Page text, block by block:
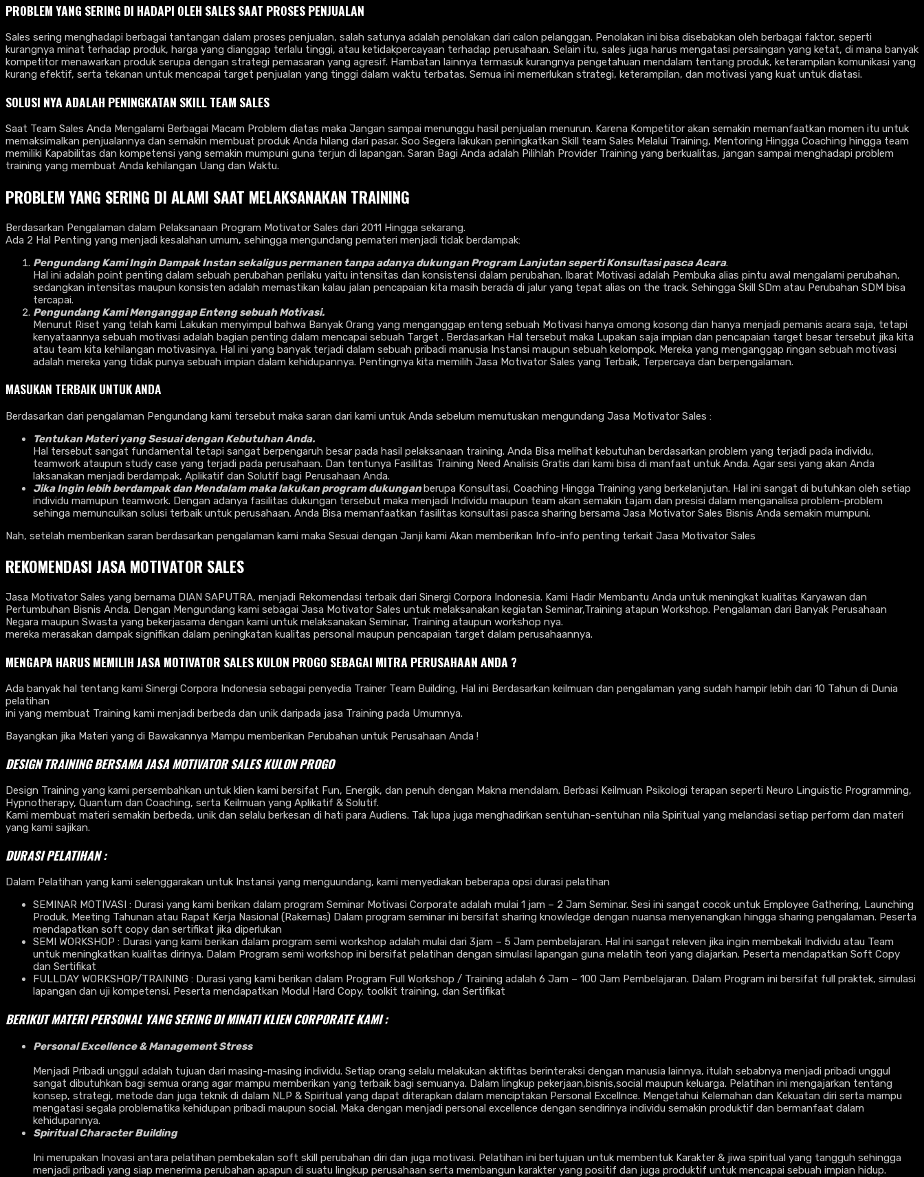
PROBLEM YANG SERING DI HADAPI OLEH SALES SAAT PROSES PENJUALAN
Sales sering menghadapi berbagai tantangan dalam proses penjualan, salah satunya adalah penolakan dari calon pelanggan. Penolakan ini bisa disebabkan oleh berbagai faktor, seperti
kurangnya minat terhadap produk, harga yang dianggap terlalu tinggi, atau ketidakpercayaan terhadap perusahaan. Selain itu, sales juga harus mengatasi persaingan yang ketat, di mana banyak
kompetitor menawarkan produk serupa dengan strategi pemasaran yang agresif. Hambatan lainnya termasuk kurangnya pengetahuan mendalam tentang produk, keterampilan komunikasi yang
kurang efektif, serta tekanan untuk mencapai target penjualan yang tinggi dalam waktu terbatas. Semua ini memerlukan strategi, keterampilan, dan motivasi yang kuat untuk diatasi.
SOLUSI NYA ADALAH PENINGKATAN SKILL TEAM SALES
Saat Team Sales Anda Mengalami Berbagai Macam Problem diatas maka Jangan sampai menunggu hasil penjualan menurun. Karena Kompetitor akan semakin memanfaatkan momen itu untuk
memaksimalkan penjualannya dan semakin membuat produk Anda hilang dari pasar. Soo Segera lakukan peningkatkan Skill team Sales Melalui Training, Mentoring Hingga Coaching hingga team
memiliki Kapabilitas dan kompetensi yang semakin mumpuni guna terjun di lapangan. Saran Bagi Anda adalah Pilihlah Provider Training yang berkualitas, jangan sampai menghadapi problem
training yang membuat Anda kehilangan Uang dan Waktu.
PROBLEM YANG SERING DI ALAMI SAAT MELAKSANAKAN TRAINING
Berdasarkan Pengalaman dalam Pelaksanaan Program Motivator Sales dari 2011 Hingga sekarang.
Ada 2 Hal Penting yang menjadi kesalahan umum, sehingga mengundang pemateri menjadi tidak berdampak:
Pengundang Kami Ingin Dampak Instan sekaligus permanen tanpa adanya dukungan Program Lanjutan seperti Konsultasi pasca Acara.
Hal ini adalah point penting dalam sebuah perubahan perilaku yaitu intensitas dan konsistensi dalam perubahan. Ibarat Motivasi adalah Pembuka alias pintu awal mengalami perubahan,
sedangkan intensitas maupun konsisten adalah memastikan kalau jalan pencapaian kita masih berada di jalur yang tepat alias on the track. Sehingga Skill SDm atau Perubahan SDM bisa
tercapai.
Pengundang Kami Menganggap Enteng sebuah Motivasi.
Menurut Riset yang telah kami Lakukan menyimpul bahwa Banyak Orang yang menganggap enteng sebuah Motivasi hanya omong kosong dan hanya menjadi pemanis acara saja, tetapi
kenyataannya sebuah motivasi adalah bagian penting dalam mencapai sebuah Target . Berdasarkan Hal tersebut maka Lupakan saja impian dan pencapaian target besar tersebut jika kita
atau team kita kehilangan motivasinya. Hal ini yang banyak terjadi dalam sebuah pribadi manusia Instansi maupun sebuah kelompok. Mereka yang menganggap ringan sebuah motivasi
adalah mereka yang tidak punya sebuah impian dalam kehidupannya. Pentingnya kita memilih Jasa Motivator Sales yang Terbaik, Terpercaya dan berpengalaman.
MASUKAN TERBAIK UNTUK ANDA
Berdasarkan dari pengalaman Pengundang kami tersebut maka saran dari kami untuk Anda sebelum memutuskan mengundang Jasa Motivator Sales :
Tentukan Materi yang Sesuai dengan Kebutuhan Anda.
Hal tersebut sangat fundamental tetapi sangat berpengaruh besar pada hasil pelaksanaan training. Anda Bisa melihat kebutuhan berdasarkan problem yang terjadi pada individu,
teamwork ataupun study case yang terjadi pada perusahaan. Dan tentunya Fasilitas Training Need Analisis Gratis dari kami bisa di manfaat untuk Anda. Agar sesi yang akan Anda
laksanakan menjadi berdampak, Aplikatif dan Solutif bagi Perusahaan Anda.
Jika Ingin lebih berdampak dan Mendalam maka lakukan program dukunganberupa Konsultasi, Coaching Hingga Training yang berkelanjutan. Hal ini sangat di butuhkan oleh setiap
individu mamupun teamwork. Dengan adanya fasilitas dukungan tersebut maka menjadi Individu maupun team akan semakin tajam dan presisi dalam menganalisa problem-problem
sehinga memunculkan solusi terbaik untuk perusahaan. Anda Bisa memanfaatkan fasilitas konsultasi pasca sharing bersama Jasa Motivator Sales Bisnis Anda semakin mumpuni.
Nah, setelah memberikan saran berdasarkan pengalaman kami maka Sesuai dengan Janji kami Akan memberikan Info-info penting terkait Jasa Motivator Sales
REKOMENDASI JASA MOTIVATOR SALES
Jasa Motivator Sales yang bernama DIAN SAPUTRA, menjadi Rekomendasi terbaik dari Sinergi Corpora Indonesia. Kami Hadir Membantu Anda untuk meningkat kualitas Karyawan dan
Pertumbuhan Bisnis Anda. Dengan Mengundang kami sebagai Jasa Motivator Sales untuk melaksanakan kegiatan Seminar,Training atapun Workshop. Pengalaman dari Banyak Perusahaan
Negara maupun Swasta yang bekerjasama dengan kami untuk melaksanakan Seminar, Training ataupun workshop nya.
mereka merasakan dampak signifikan dalam peningkatan kualitas personal maupun pencapaian target dalam perusahaannya.
MENGAPA HARUS MEMILIH JASA MOTIVATOR SALES KULON PROGO SEBAGAI MITRA PERUSAHAAN ANDA ?
Ada banyak hal tentang kami Sinergi Corpora Indonesia sebagai penyedia Trainer Team Building, Hal ini Berdasarkan keilmuan dan pengalaman yang sudah hampir lebih dari 10 Tahun di Dunia
pelatihan
ini yang membuat Training kami menjadi berbeda dan unik daripada jasa Training pada Umumnya.
Bayangkan jika Materi yang di Bawakannya Mampu memberikan Perubahan untuk Perusahaan Anda !
DESIGN TRAINING BERSAMAJASA MOTIVATOR SALES KULON PROGO
Design Training yang kami persembahkan untuk klien kami bersifat Fun, Energik, dan penuh dengan Makna mendalam. Berbasi Keilmuan Psikologi terapan seperti Neuro Linguistic Programming,
Hypnotherapy, Quantum dan Coaching, serta Keilmuan yang Aplikatif & Solutif.
Kami membuat materi semakin berbeda, unik dan selalu berkesan di hati para Audiens. Tak lupa juga menghadirkan sentuhan-sentuhan nila Spiritual yang melandasi setiap perform dan materi
yang kami sajikan.
DURASI PELATIHAN :
Dalam Pelatihan yang kami selenggarakan untuk Instansi yang menguundang, kami menyediakan beberapa opsi durasi pelatihan
SEMINAR MOTIVASI : Durasi yang kami berikan dalam program Seminar Motivasi Corporate adalah mulai 1 jam – 2 Jam Seminar. Sesi ini sangat cocok untuk Employee Gathering, Launching
Produk, Meeting Tahunan atau Rapat Kerja Nasional (Rakernas) Dalam program seminar ini bersifat sharing knowledge dengan nuansa menyenangkan hingga sharing pengalaman. Peserta
mendapatkan soft copy dan sertifikat jika diperlukan
SEMI WORKSHOP : Durasi yang kami berikan dalam program semi workshop adalah mulai dari 3jam – 5 Jam pembelajaran. Hal ini sangat releven jika ingin membekali Individu atau Team
untuk meningkatkan kualitas dirinya. Dalam Program semi workshop ini bersifat pelatihan dengan simulasi lapangan guna melatih teori yang diajarkan. Peserta mendapatkan Soft Copy
dan Sertifikat
FULLDAY WORKSHOP/TRAINING : Durasi yang kami berikan dalam Program Full Workshop / Training adalah 6 Jam – 100 Jam Pembelajaran. Dalam Program ini bersifat full praktek, simulasi
lapangan dan uji kompetensi. Peserta mendapatkan Modul Hard Copy. toolkit training, dan Sertifikat
BERIKUT MATERI PERSONAL YANG SERING DI MINATI KLIEN CORPORATE KAMI :
Personal Excellence & Management Stress
Menjadi Pribadi unggul adalah tujuan dari masing-masing individu. Setiap orang selalu melakukan aktifitas berinteraksi dengan manusia lainnya, itulah sebabnya menjadi pribadi unggul
sangat dibutuhkan bagi semua orang agar mampu memberikan yang terbaik bagi semuanya. Dalam lingkup pekerjaan,bisnis,social maupun keluarga. Pelatihan ini mengajarkan tentang
konsep, strategi, metode dan juga teknik di dalam NLP & Spiritual yang dapat diterapkan dalam menciptakan Personal Excellnce. Mengetahui Kelemahan dan Kekuatan diri serta mampu
mengatasi segala problematika kehidupan pribadi maupun social. Maka dengan menjadi personal excellence dengan sendirinya individu semakin produktif dan bermanfaat dalam
kehidupannya.
Spiritual Character Building
Ini merupakan Inovasi antara pelatihan pembekalan soft skill perubahan diri dan juga motivasi. Pelatihan ini bertujuan untuk membentuk Karakter & jiwa spiritual yang tangguh sehingga
menjadi pribadi yang siap menerima perubahan apapun di suatu lingkup perusahaan serta membangun karakter yang positif dan juga produktif untuk mencapai sebuah impian hidup.